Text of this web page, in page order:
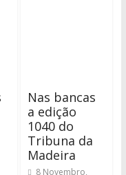
Nas bancas
a edição
1040 do
Tribuna da
Madeira
8 Novembro,